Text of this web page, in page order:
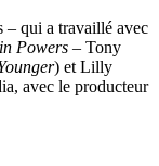
qui a travaillé avec
Powers – Tony
) et Lilly
avec le producteur